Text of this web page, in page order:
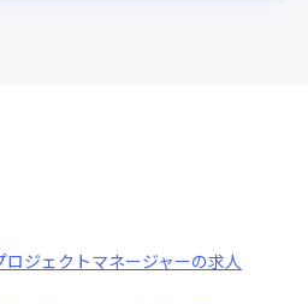
ロジェクトマネージャーの求人